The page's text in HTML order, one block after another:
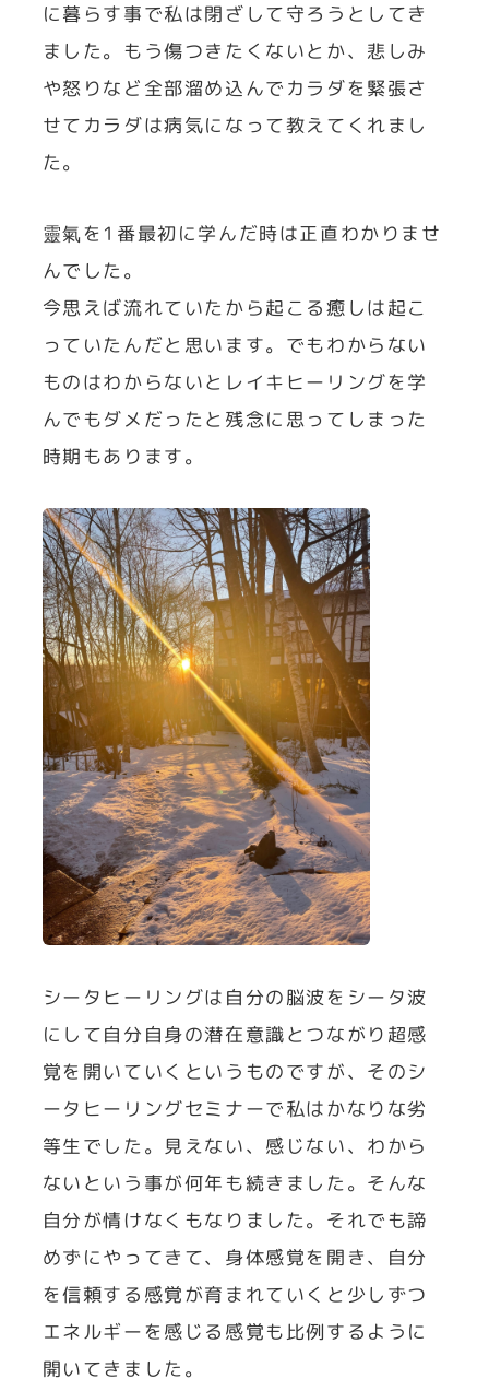
に暮らす事で私は閉ざして守ろうとしてき
ました。もう傷つきたくないとか、悲しみ
や怒りなど全部溜め込んでカラダを緊張さ
せてカラダは病気になって教えてくれまし
た。
靈氣を1番最初に学んだ時は正直わかりませ
んでした。
今思えば流れていたから起こる癒しは起こ
っていたんだと思います。でもわからない
ものはわからないとレイキヒーリングを学
んでもダメだったと残念に思ってしまった
時期もあります。
シータヒーリングは自分の脳波をシータ波
にして自分自身の潜在意識とつながり超感
覚を開いていくというものですが、そのシ
ータヒーリングセミナーで私はかなりな劣
等生でした。見えない、感じない、わから
ないという事が何年も続きました。そんな
自分が情けなくもなりました。それでも諦
めずにやってきて、身体感覚を開き、自分
を信頼する感覚が育まれていくと少しずつ
エネルギーを感じる感覚も比例するように
開いてきました。